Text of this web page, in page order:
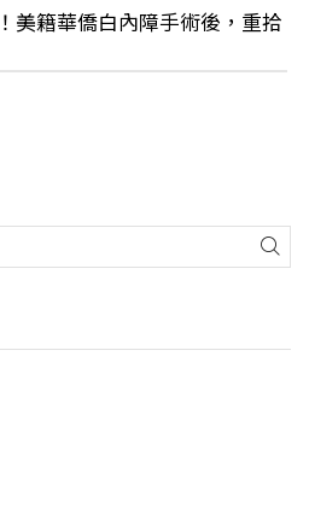
美籍華僑白內障手術後，重拾